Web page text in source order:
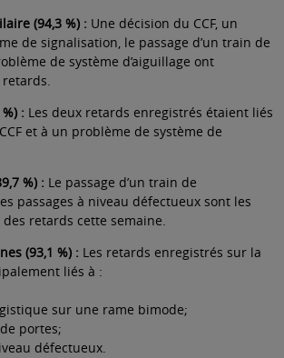
(94,3 %) : Une décision du CCF, un
de signalisation, le passage d’un train de
de système d’aiguillage ont
: Les deux retards enregistrés étaient liés
et à un problème de système de
%) : Le passage d’un train de
passages à niveau défectueux sont les
retards cette semaine.
(93,1 %) : Les retards enregistrés sur la
liés à :
sur une rame bimode;
portes;
défectueux.